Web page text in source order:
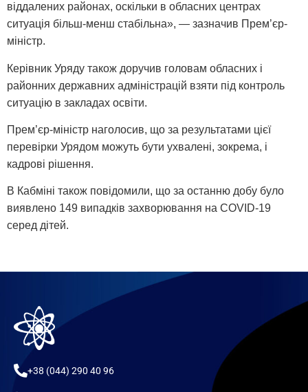
віддалених районах, оскільки в обласних центрах
ситуація більш-менш стабільна», — зазначив Прем’єр-
міністр.
Керівник Уряду також доручив головам обласних і
районних державних адміністрацій взяти під контроль
ситуацію в закладах освіти.
Прем’єр-міністр наголосив, що за результатами цієї
перевірки Урядом можуть бути ухвалені, зокрема, і
кадрові рішення.
В Кабміні також повідомили, що за останню добу було
виявлено 149 випадків захворювання на COVID-19
серед дітей.
+38 (044) 290 40 96